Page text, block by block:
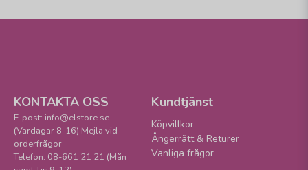
KONTAKTA OSS
E-post: info@elstore.se
(Vardagar 8-16) Mejla vid
orderfrågor
Telefon: 08-661 21 21 (Mån
Kundtjänst
Köpvillkor
Ångerrätt & Returer
Vanliga frågor